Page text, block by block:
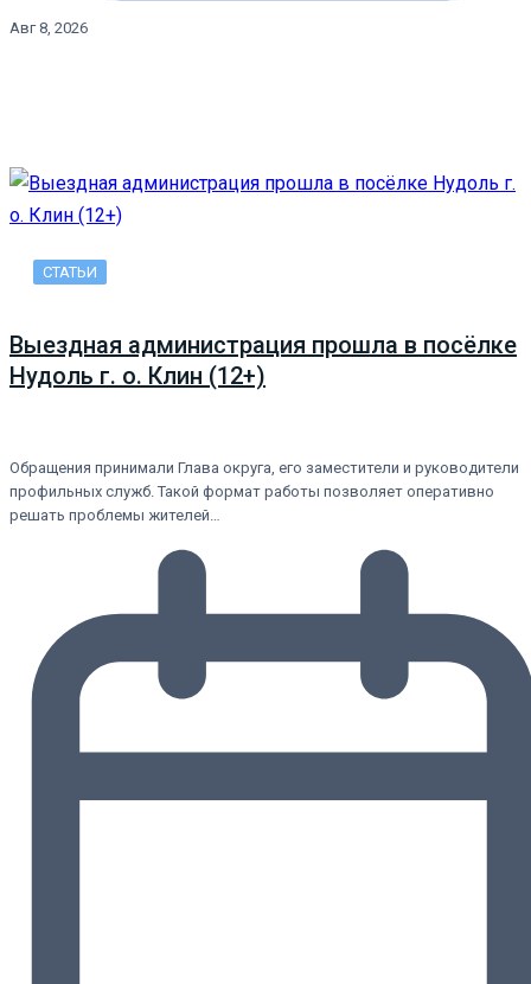
Авг 8, 2026
СТАТЬИ
Выездная администрация прошла в посёлке
Нудоль г. о. Клин (12+)
Обращения принимали Глава округа, его заместители и руководители
профильных служб. Такой формат работы позволяет оперативно
решать проблемы жителей…